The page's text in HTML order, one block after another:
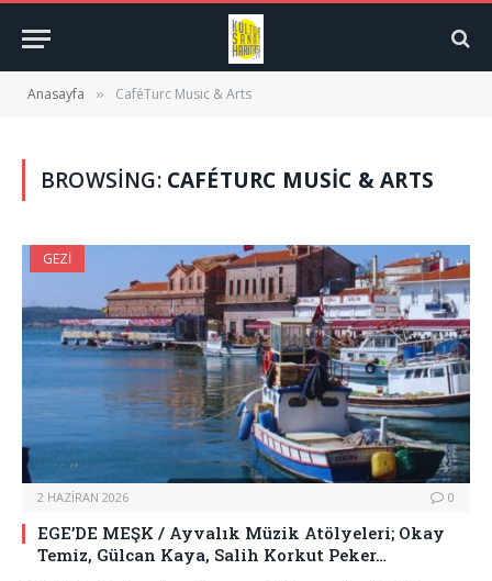
Anasayfa » CaféTurc Music & Arts
BROWSING: CAFÉTURC MUSIC & ARTS
GEZI
2 HAZIRAN 2026 0
EGE’DE MEŞK / Ayvalık Müzik Atölyeleri; Okay
Temiz, Gülcan Kaya, Salih Korkut Peker…